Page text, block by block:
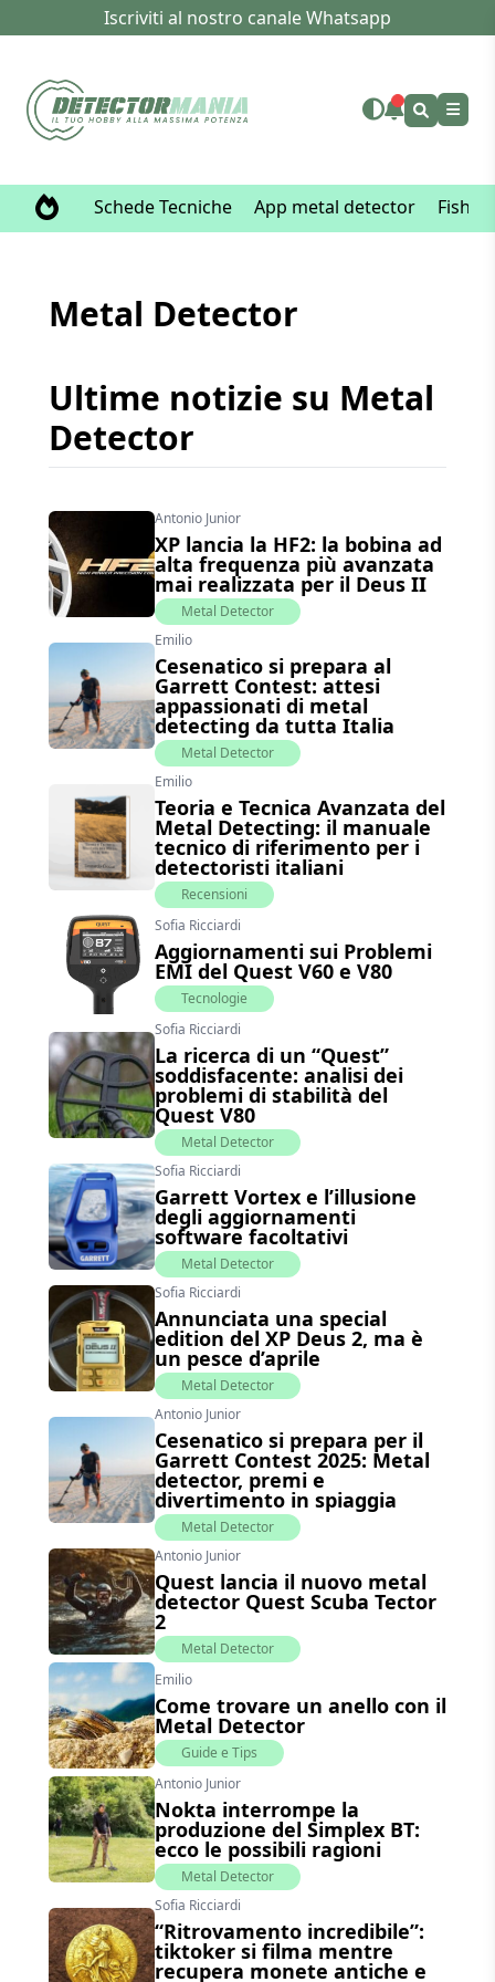
Iscriviti al nostro canale Whatsapp
Schede Tecniche App metal detector Fisher
Metal Detector
Ultime notizie su Metal
Detector
Antonio Junior
XP lancia la HF2: la bobina ad
alta frequenza più avanzata
mai realizzata per il Deus II
Metal Detector
Emilio
Cesenatico si prepara al
Garrett Contest: attesi
appassionati di metal
detecting da tutta Italia
Metal Detector
Emilio
Teoria e Tecnica Avanzata del
Metal Detecting: il manuale
tecnico di riferimento per i
detectoristi italiani
Recensioni
Sofia Ricciardi
Aggiornamenti sui Problemi
EMI del Quest V60 e V80
Tecnologie
Sofia Ricciardi
La ricerca di un “Quest”
soddisfacente: analisi dei
problemi di stabilità del
Quest V80
Metal Detector
Sofia Ricciardi
Garrett Vortex e l’illusione
degli aggiornamenti
software facoltativi
Metal Detector
Sofia Ricciardi
Annunciata una special
edition del XP Deus 2, ma è
un pesce d’aprile
Metal Detector
Antonio Junior
Cesenatico si prepara per il
Garrett Contest 2025: Metal
detector, premi e
divertimento in spiaggia
Metal Detector
Antonio Junior
Quest lancia il nuovo metal
detector Quest Scuba Tector
2
Metal Detector
Emilio
Come trovare un anello con il
Metal Detector
Guide e Tips
Antonio Junior
Nokta interrompe la
produzione del Simplex BT:
ecco le possibili ragioni
Metal Detector
Sofia Ricciardi
“Ritrovamento incredibile”:
tiktoker si filma mentre
recupera monete antiche e